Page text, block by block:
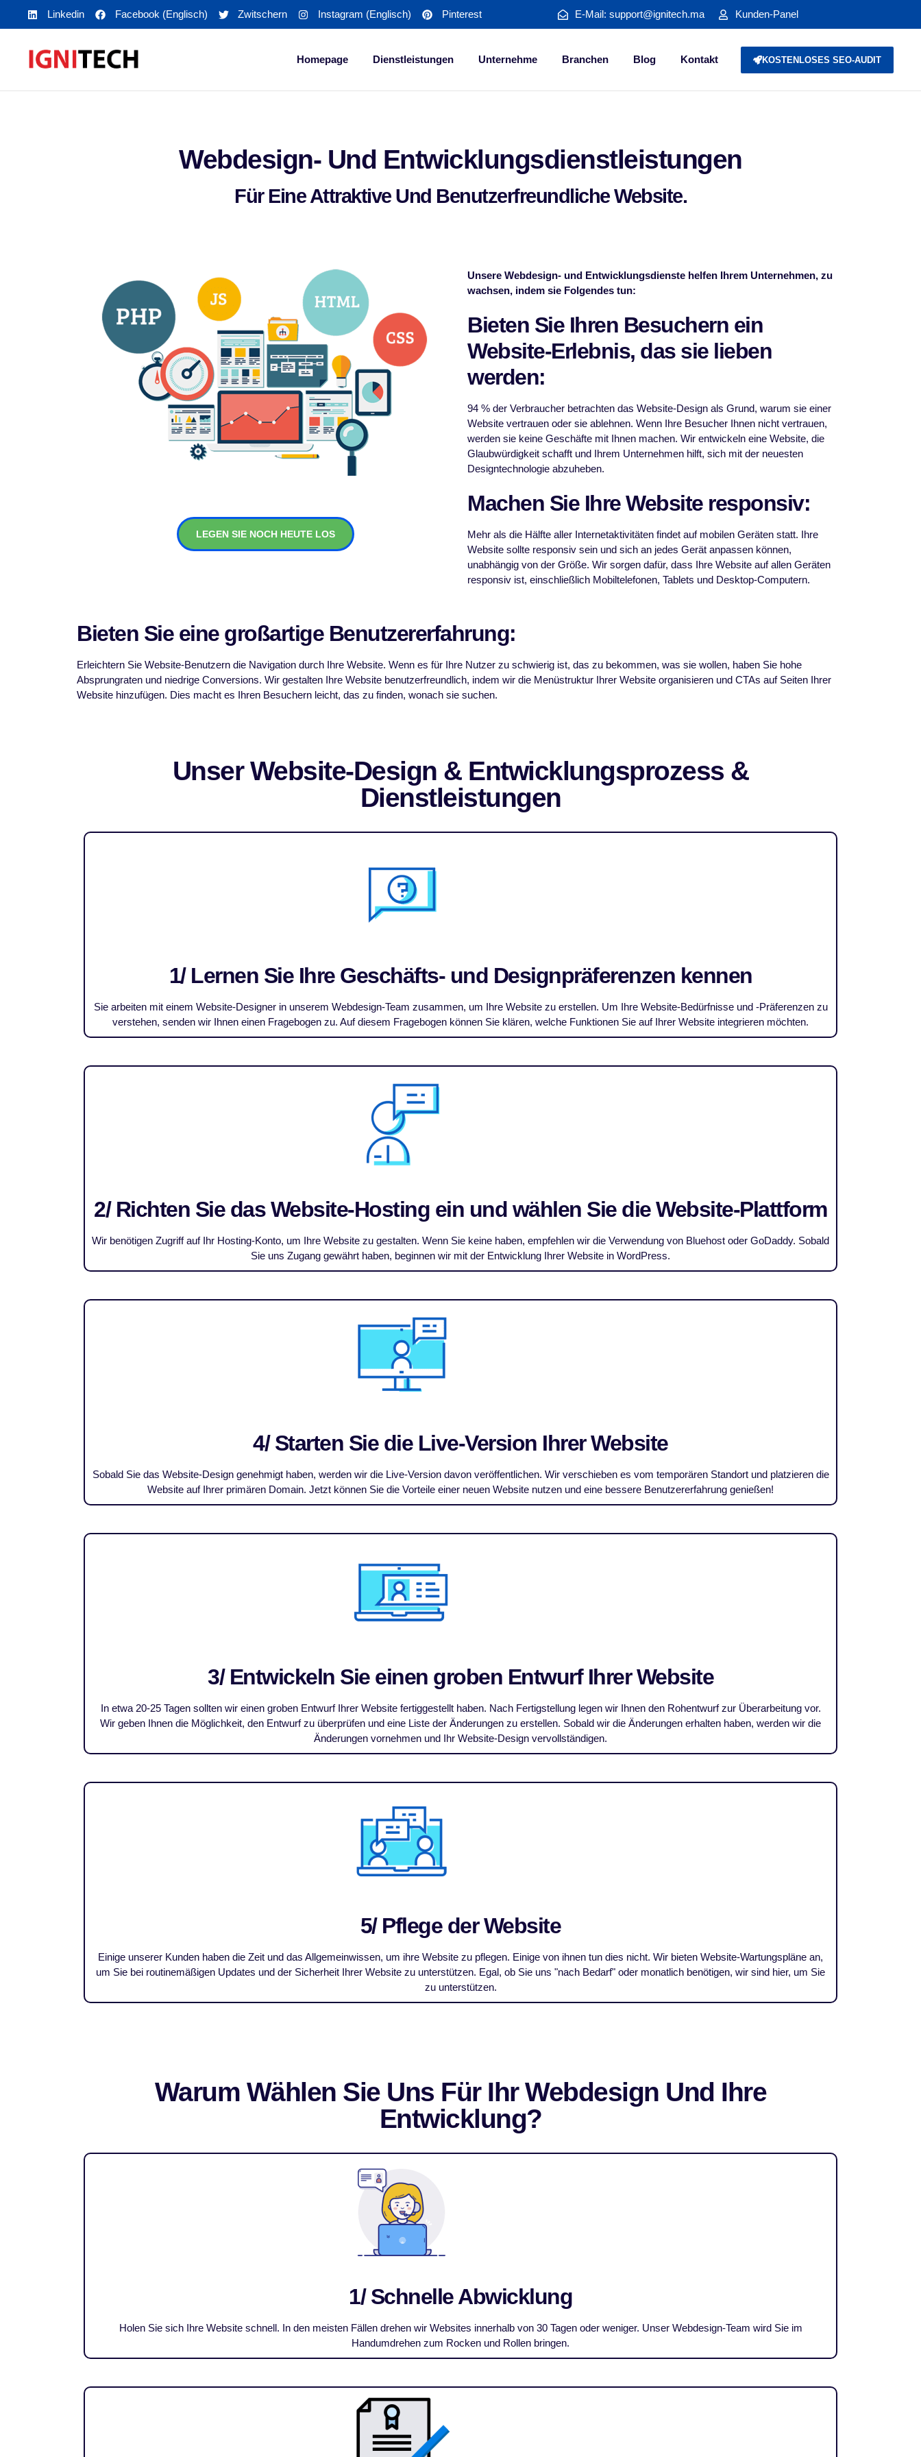
Linkedin Facebook (Englisch) Zwitschern Instagram (Englisch) Pinterest E-Mail: support@ignitech.ma Kunden-Panel
Homepage Dienstleistungen Unternehme Branchen Blog Kontakt KOSTENLOSES SEO-AUDIT
Webdesign- Und Entwicklungsdienstleistungen
Für Eine Attraktive Und Benutzerfreundliche Website.
LEGEN SIE NOCH HEUTE LOS
Unsere Webdesign- und Entwicklungsdienste helfen Ihrem Unternehmen, zu
wachsen, indem sie Folgendes tun:
Bieten Sie Ihren Besuchern ein
Website-Erlebnis, das sie lieben
werden:
94 % der Verbraucher betrachten das Website-Design als Grund, warum sie einer
Website vertrauen oder sie ablehnen. Wenn Ihre Besucher Ihnen nicht vertrauen,
werden sie keine Geschäfte mit Ihnen machen. Wir entwickeln eine Website, die
Glaubwürdigkeit schafft und Ihrem Unternehmen hilft, sich mit der neuesten
Designtechnologie abzuheben.
Machen Sie Ihre Website responsiv:
Mehr als die Hälfte aller Internetaktivitäten findet auf mobilen Geräten statt. Ihre
Website sollte responsiv sein und sich an jedes Gerät anpassen können,
unabhängig von der Größe. Wir sorgen dafür, dass Ihre Website auf allen Geräten
responsiv ist, einschließlich Mobiltelefonen, Tablets und Desktop-Computern.
Bieten Sie eine großartige Benutzererfahrung:
Erleichtern Sie Website-Benutzern die Navigation durch Ihre Website. Wenn es für Ihre Nutzer zu schwierig ist, das zu bekommen, was sie wollen, haben Sie hohe
Absprungraten und niedrige Conversions. Wir gestalten Ihre Website benutzerfreundlich, indem wir die Menüstruktur Ihrer Website organisieren und CTAs auf Seiten Ihrer
Website hinzufügen. Dies macht es Ihren Besuchern leicht, das zu finden, wonach sie suchen.
Unser Website-Design & Entwicklungsprozess &
Dienstleistungen
1/ Lernen Sie Ihre Geschäfts- und Designpräferenzen kennen
Sie arbeiten mit einem Website-Designer in unserem Webdesign-Team zusammen, um Ihre Website zu erstellen. Um Ihre Website-Bedürfnisse und -Präferenzen zu
verstehen, senden wir Ihnen einen Fragebogen zu. Auf diesem Fragebogen können Sie klären, welche Funktionen Sie auf Ihrer Website integrieren möchten.
2/ Richten Sie das Website-Hosting ein und wählen Sie die Website-Plattform
Wir benötigen Zugriff auf Ihr Hosting-Konto, um Ihre Website zu gestalten. Wenn Sie keine haben, empfehlen wir die Verwendung von Bluehost oder GoDaddy. Sobald
Sie uns Zugang gewährt haben, beginnen wir mit der Entwicklung Ihrer Website in WordPress.
4/ Starten Sie die Live-Version Ihrer Website
Sobald Sie das Website-Design genehmigt haben, werden wir die Live-Version davon veröffentlichen. Wir verschieben es vom temporären Standort und platzieren die
Website auf Ihrer primären Domain. Jetzt können Sie die Vorteile einer neuen Website nutzen und eine bessere Benutzererfahrung genießen!
3/ Entwickeln Sie einen groben Entwurf Ihrer Website
In etwa 20-25 Tagen sollten wir einen groben Entwurf Ihrer Website fertiggestellt haben. Nach Fertigstellung legen wir Ihnen den Rohentwurf zur Überarbeitung vor.
Wir geben Ihnen die Möglichkeit, den Entwurf zu überprüfen und eine Liste der Änderungen zu erstellen. Sobald wir die Änderungen erhalten haben, werden wir die
Änderungen vornehmen und Ihr Website-Design vervollständigen.
5/ Pflege der Website
Einige unserer Kunden haben die Zeit und das Allgemeinwissen, um ihre Website zu pflegen. Einige von ihnen tun dies nicht. Wir bieten Website-Wartungspläne an,
um Sie bei routinemäßigen Updates und der Sicherheit Ihrer Website zu unterstützen. Egal, ob Sie uns "nach Bedarf" oder monatlich benötigen, wir sind hier, um Sie
zu unterstützen.
Warum Wählen Sie Uns Für Ihr Webdesign Und Ihre
Entwicklung?
1/ Schnelle Abwicklung
Holen Sie sich Ihre Website schnell. In den meisten Fällen drehen wir Websites innerhalb von 30 Tagen oder weniger. Unser Webdesign-Team wird Sie im
Handumdrehen zum Rocken und Rollen bringen.